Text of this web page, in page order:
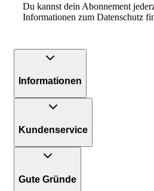
Du kannst dein Abonnement
Informationen zum Datenschutz
Informationen
Kundenservice
Gute Gründe